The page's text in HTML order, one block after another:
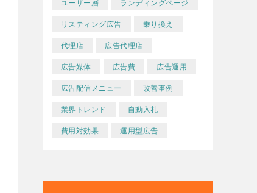
ユーザー層 ランディングページ
リスティング広告 乗り換え
代理店 広告代理店
広告媒体 広告費 広告運用
広告配信メニュー 改善事例
業界トレンド 自動入札
費用対効果 運用型広告